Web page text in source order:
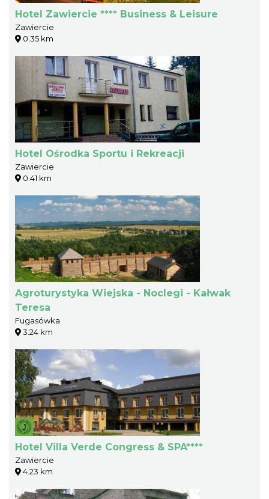
Hotel Zawiercie **** Business & Leisure
Zawiercie
0.35 km
Hotel Ośrodka Sportu i Rekreacji
Zawiercie
0.41 km
Agroturystyka Wiejska - Noclegi - Kałwak
Teresa
Fugasówka
3.24 km
Hotel Villa Verde Congress & SPA****
Zawiercie
4.23 km